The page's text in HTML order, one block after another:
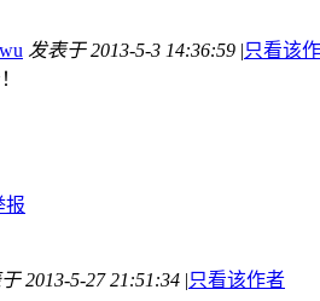
发表于 2013-5-3 14:36:59 |只看该
报
2013-5-27 21:51:34 |只看该作者